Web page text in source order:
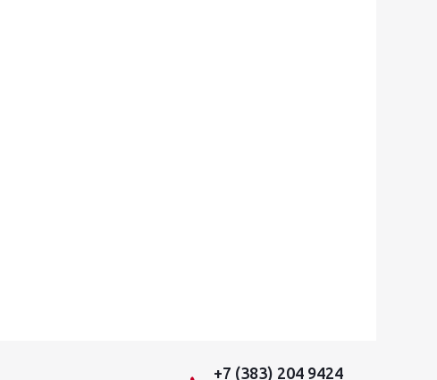
+7 (383) 204 9424